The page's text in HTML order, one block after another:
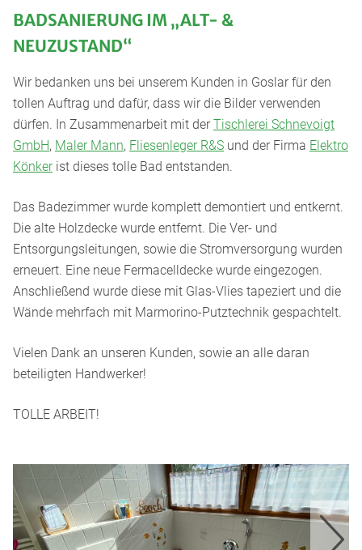
BADSANIERUNG IM „ALT- &
NEUZUSTAND“
Wir bedanken uns bei unserem Kunden in Goslar für den
tollen Auftrag und dafür, dass wir die Bilder verwenden
dürfen. In Zusammenarbeit mit der Tischlerei Schnevoigt
GmbH, Maler Mann, Fliesenleger R&S und der Firma Elektro
Könkerist dieses tolle Bad entstanden.
Das Badezimmer wurde komplett demontiert und entkernt.
Die alte Holzdecke wurde entfernt. Die Ver- und
Entsorgungsleitungen, sowie die Stromversorgung wurden
erneuert. Eine neue Fermacelldecke wurde eingezogen.
Anschließend wurde diese mit Glas-Vlies tapeziert und die
Wände mehrfach mit Marmorino-Putztechnik gespachtelt.
Vielen Dank an unseren Kunden, sowie an alle daran
beteiligten Handwerker!
TOLLE ARBEIT!